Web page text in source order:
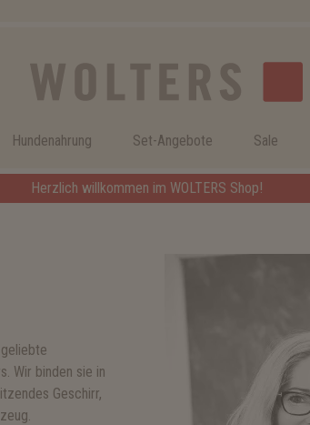
Hundenahrung Set-Angebote Sale
Herzlich willkommen im WOLTERS Shop!
Wir binden sie in
Geschirr,